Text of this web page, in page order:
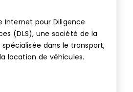
Internet pour Diligence
(DLS), une société de la
dans le transport,
location de véhicules.